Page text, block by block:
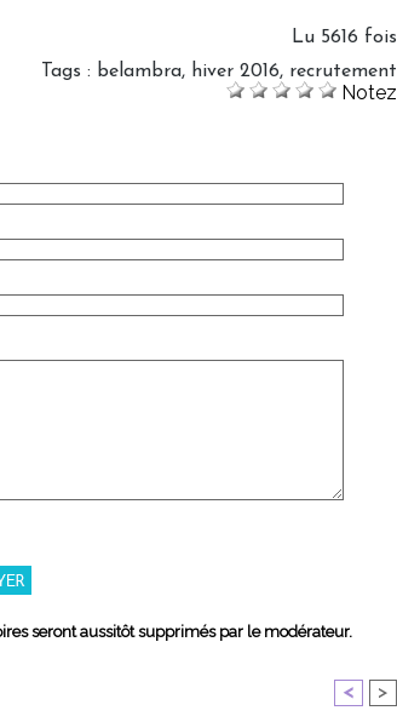
Lu 5616 fois
Tags : belambra, hiver 2016, recrutement
Notez
seront aussitôt supprimés par le modérateur.
< >